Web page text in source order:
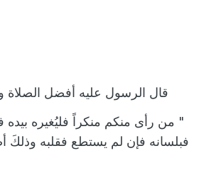
قال الرسول عليه أفضل الصلاة
" من رأى منكم منكراً فليُغيره
فبلسانه فإن لم يستطع فقلبه وذلكَ